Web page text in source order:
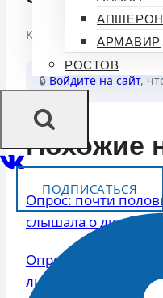
АРМАВИР
РОСТОВ
ПОДПИСАТЬСЯ
Комментариев пока
🔒Войдите на сайт,
Похожие
Опрос: почти
слышала о
Опрос ВЦИОМ
любят пиво